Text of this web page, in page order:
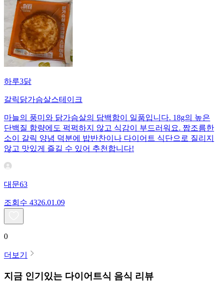
하루3닭
갈릭닭가슴살스테이크
마늘의 풍미와 닭가슴살의 담백함이 일품입니다. 18g의 높은
단백질 함량에도 퍽퍽하지 않고 식감이 부드러워요. 짭조름한
소이 갈릭 양념 덕분에 밥반찬이나 다이어트 식단으로 질리지
않고 맛있게 즐길 수 있어 추천합니다!
대문63
조회수 4326.01.09
0
더보기
지금 인기있는 다이어트식 음식 리뷰